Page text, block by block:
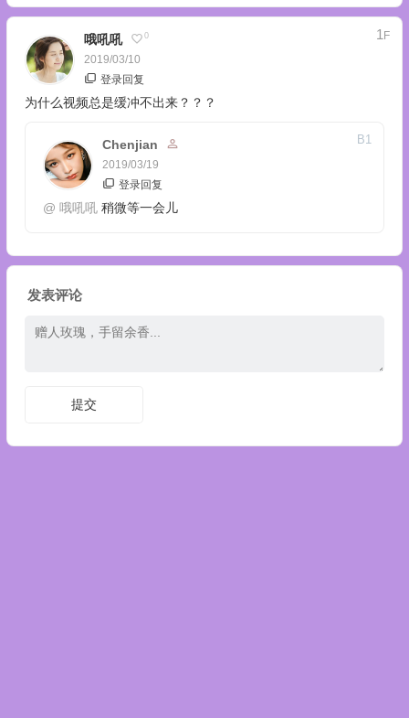
哦吼吼 0
2019/03/10
1 F
登录回复
为什么视频总是缓冲不出来？？？
Chenjian
2019/03/19
B1
登录回复
@ 哦吼吼稍微等一会儿
发表评论